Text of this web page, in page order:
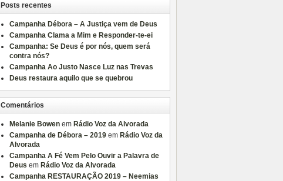
Posts recentes
Campanha Débora – A Justiça vem de Deus
Campanha Clama a Mim e Responder-te-ei
Campanha: Se Deus é por nós, quem será
contra nós?
Campanha Ao Justo Nasce Luz nas Trevas
Deus restaura aquilo que se quebrou
Comentários
Melanie Bowen em Rádio Voz da Alvorada
Campanha de Débora – 2019 em Rádio Voz da
Alvorada
Campanha A Fé Vem Pelo Ouvir a Palavra de
Deus em Rádio Voz da Alvorada
Campanha RESTAURAÇÃO 2019 – Neemias